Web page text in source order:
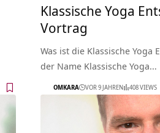
Klassische Yoga
Vortrag
Was ist die Klassische
der Name Klassische Yoga…
OMKARA VOR 9 JAHREN 408 VIEWS